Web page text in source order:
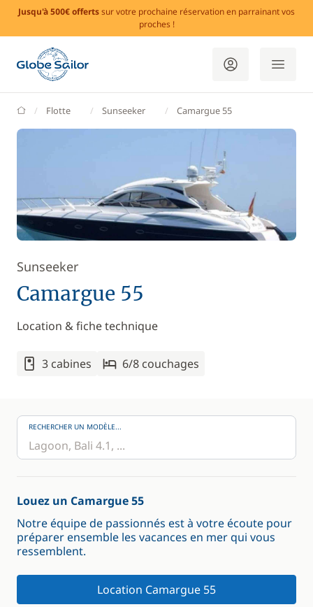
Jusqu'à 500€ offertssur votre prochaine réservation en parrainant vos
proches !
GlobeSailor
Flotte Sunseeker Camargue 55
Sunseeker
Camargue 55
Location & fiche technique
3 cabines 6/8 couchages
RECHERCHER UN MODÈLE...
Louez un Camargue 55
Notre équipe de passionnés est à votre écoute pour
préparer ensemble les vacances en mer qui vous
ressemblent.
Location Camargue 55